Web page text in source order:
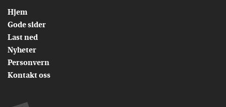
Hjem
Gode sider
Last ned
Nyheter
Personvern
Kontakt oss